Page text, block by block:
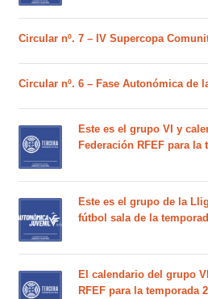
Circular nº. 7 – IV Supercopa
Circular nº. 6 – Fase Autonómica de
Este es el grupo VI y
Federación RFEF para la
Este es el grupo de la
fútbol sala de la
El calendario del grupo
RFEF para la temporada